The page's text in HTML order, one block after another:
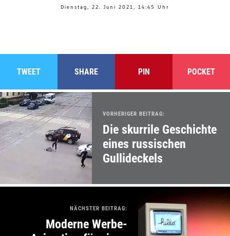
Dienstag, 22. Juni 2021, 14:45 Uhr
TWEET SHARE PIN POCKET
VORHERIGER BEITRAG:
Die skurrile Geschichte
eines russischen
Gullideckels
NÄCHSTER BEITRAG:
Moderne Werbe-